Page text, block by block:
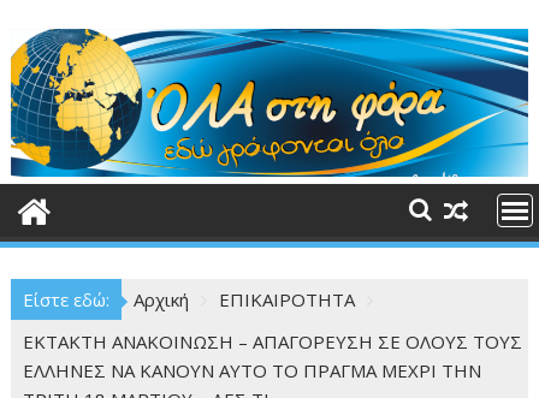
στο
περιεχόμενο
Είστε εδώ: Αρχική
ΕΠΙΚΑΙΡΟΤΗΤΑ
ΕΚΤΑΚΤΗ ΑΝΑΚΟΙΝΩΣΗ – ΑΠΑΓΟΡΕΥΣΗ ΣΕ ΟΛΟΥΣ ΤΟΥΣ
ΕΛΛΗΝΕΣ ΝΑ ΚΑΝΟΥΝ ΑΥΤΟ ΤΟ ΠΡΑΓΜΑ ΜΕΧΡΙ ΤΗΝ